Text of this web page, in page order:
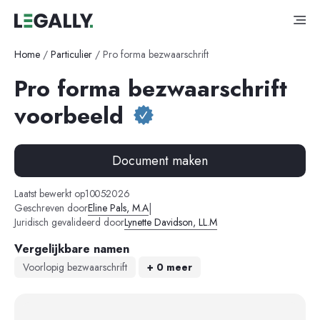
Home / Particulier / Pro forma bezwaarschrift
Pro forma bezwaarschrift
voorbeeld
Document maken
Laatst bewerkt op10-05-2026
Geschreven doorEline Pals, M.A|
Juridisch gevalideerd doorLynette Davidson, LL.M
Vergelijkbare namen
Voorlopig bezwaarschrift + 0 meer